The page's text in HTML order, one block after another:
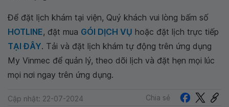
Để đặt lịch khám tại viện, Quý khách vui lòng bấm số
HOTLINE, đặt mua GÓI DỊCH VỤ hoặc đặt lịch trực tiếp
TẠI ĐÂY. Tải và đặt lịch khám tự động trên ứng dụng
My Vinmec để quản lý, theo dõi lịch và đặt hẹn mọi lúc
mọi nơi ngay trên ứng dụng.
Cập nhật: 22-07-2024 Chia sẻ